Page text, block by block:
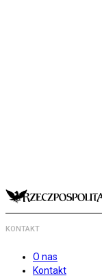
KONTAKT
O nas
Kontakt